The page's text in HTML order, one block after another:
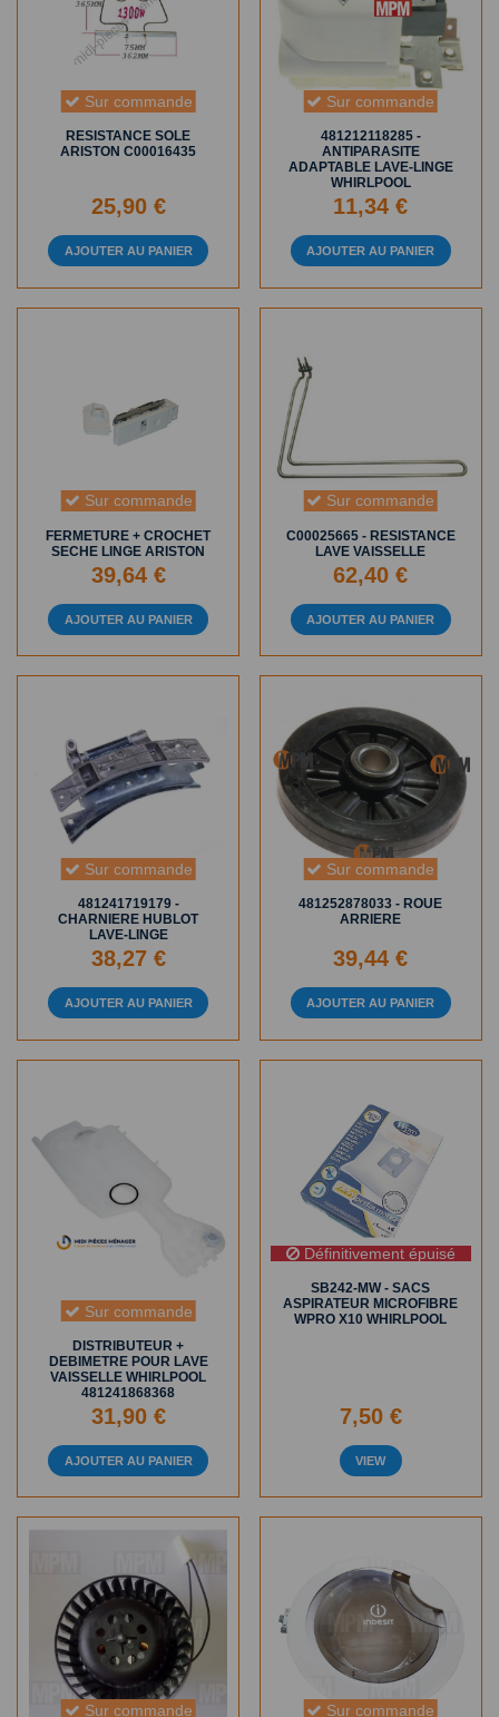
Sur commande
RESISTANCE SOLE
ARISTON C00016435
25,90 €
AJOUTER AU PANIER
Sur commande
481212118285 -
ANTIPARASITE
ADAPTABLE LAVE-LINGE
WHIRLPOOL
11,34 €
AJOUTER AU PANIER
Sur commande
FERMETURE + CROCHET
SECHE LINGE ARISTON
39,64 €
AJOUTER AU PANIER
Sur commande
C00025665 - RESISTANCE
LAVE VAISSELLE
62,40 €
AJOUTER AU PANIER
Sur commande
481241719179 -
CHARNIERE HUBLOT
LAVE-LINGE
38,27 €
AJOUTER AU PANIER
Sur commande
481252878033 - ROUE
ARRIERE
39,44 €
AJOUTER AU PANIER
Sur commande
DISTRIBUTEUR +
DEBIMETRE POUR LAVE
VAISSELLE WHIRLPOOL
481241868368
31,90 €
AJOUTER AU PANIER
Définitivement épuisé
SB242-MW - SACS
ASPIRATEUR MICROFIBRE
WPRO X10 WHIRLPOOL
7,50 €
VIEW
Sur commande Sur commande